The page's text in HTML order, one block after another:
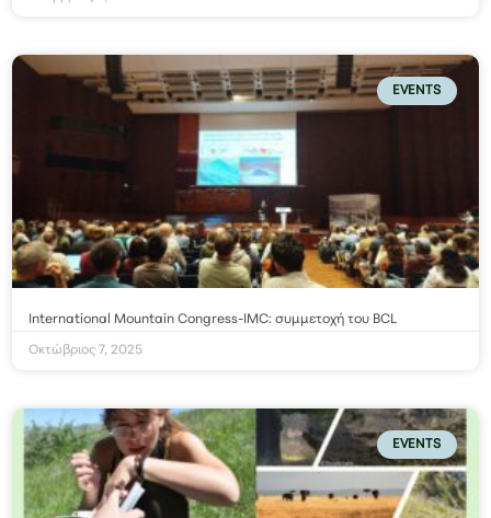
EVENTS
International Mountain Congress-IMC: συμμετοχή του BCL
Οκτώβριος 7, 2025
EVENTS